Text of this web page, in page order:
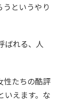
というやり
ばれる、人
性たちの酷評
いえます。な